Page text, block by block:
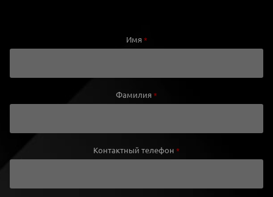
Имя *
Фамилия *
Контактный телефон *